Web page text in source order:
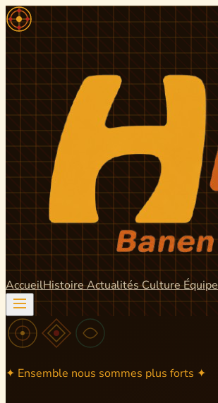
AccueilHistoire ActualitésCulture Équipe
✦ Ensemble nous sommes plus forts ✦